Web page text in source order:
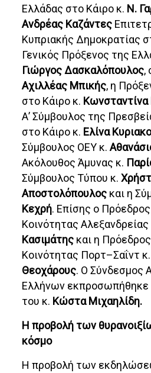
Ελλάδας στο Κάιρο κ. Ν.
Ανδρέας Καζάντες
Κυπριακής Δημοκρατίας
Γενικός Πρόξενος της
Γιώργος Δασκαλόπουλος,
Αχιλλέας Μπικής, η
στο Κάιρο κ. Κωνσταντίνα
Α’ Σύμβουλος της
στο Κάιρο κ. Ελίνα
Σύμβουλος ΟΕΥ κ.
Ακόλουθος Άμυνας κ.
Σύμβουλος Τύπου κ.
Αποστολόπουλος και η
Κεχρή. Επίσης ο
Κοινότητας Αλεξανδρείας
Κασιμάτης και η
Κοινότητας Πορτ–Σαΐντ
Θεοχάρους. Ο Σύνδεσμος
Ελλήνων εκπροσωπήθηκε
του κ. Κώστα Μιχαηλίδη.
Η προβολή των
κόσμο
Η προβολή των